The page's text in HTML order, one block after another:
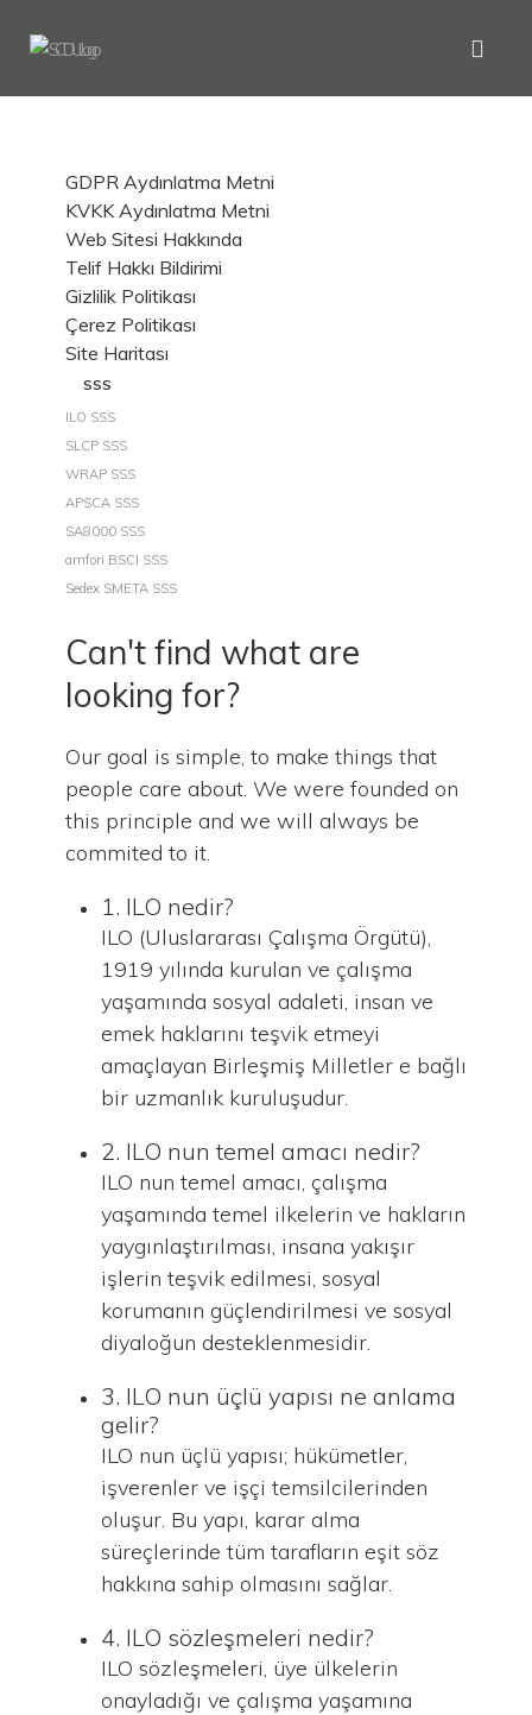
GDPR Aydınlatma Metni
KVKK Aydınlatma Metni
Web Sitesi Hakkında
Telif Hakkı Bildirimi
Gizlilik Politikası
Çerez Politikası
Site Haritası
SSS
ILO SSS
SLCP SSS
WRAP SSS
APSCA SSS
SA8000 SSS
amfori BSCI SSS
Sedex SMETA SSS
Can't find what are
looking for?
Our goal is simple, to make things that
people care about. We were founded on
this principle and we will always be
commited to it.
1. ILO nedir?
ILO (Uluslararası Çalışma Örgütü),
1919 yılında kurulan ve çalışma
yaşamında sosyal adaleti, insan ve
emek haklarını teşvik etmeyi
amaçlayan Birleşmiş Milletler e bağlı
bir uzmanlık kuruluşudur.
2. ILO nun temel amacı nedir?
ILO nun temel amacı, çalışma
yaşamında temel ilkelerin ve hakların
yaygınlaştırılması, insana yakışır
işlerin teşvik edilmesi, sosyal
korumanın güçlendirilmesi ve sosyal
diyaloğun desteklenmesidir.
3. ILO nun üçlü yapısı ne anlama
gelir?
ILO nun üçlü yapısı; hükümetler,
işverenler ve işçi temsilcilerinden
oluşur. Bu yapı, karar alma
süreçlerinde tüm tarafların eşit söz
hakkına sahip olmasını sağlar.
4. ILO sözleşmeleri nedir?
ILO sözleşmeleri, üye ülkelerin
onayladığı ve çalışma yaşamına